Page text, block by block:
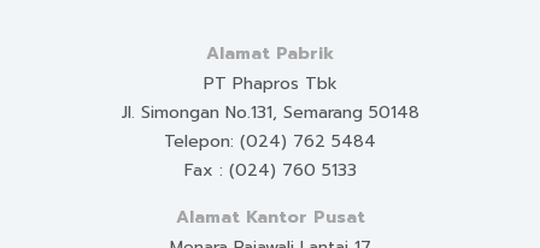
Alamat Pabrik
PT Phapros Tbk
Jl. Simongan No.131, Semarang 50148
Telepon: (024) 762 5484
Fax : (024) 760 5133
Alamat Kantor Pusat